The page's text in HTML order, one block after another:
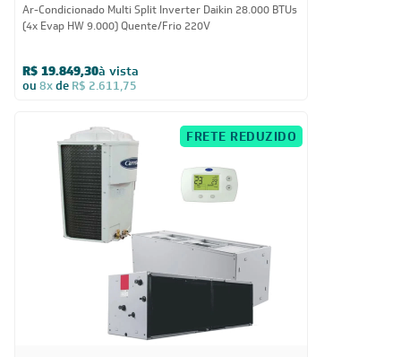
Ar-Condicionado Multi Split Inverter Daikin 28.000 BTUs
(4x Evap HW 9.000) Quente/Frio 220V
R$ 19.849,30à vista
ou 8xde R$ 2.611,75
FRETE REDUZIDO